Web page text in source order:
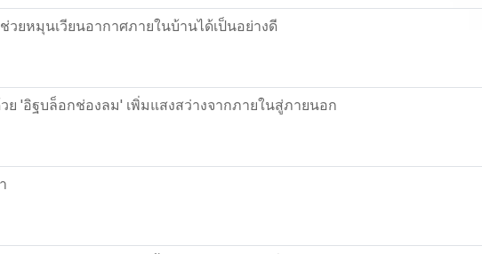
ช่วยหมุนเวียนอากาศภายในบ้านได้เป็นอย่างดี
'อิฐบล็อกช่องลม' เพิ่มแสงสว่างจากภายในสู่ภายนอก